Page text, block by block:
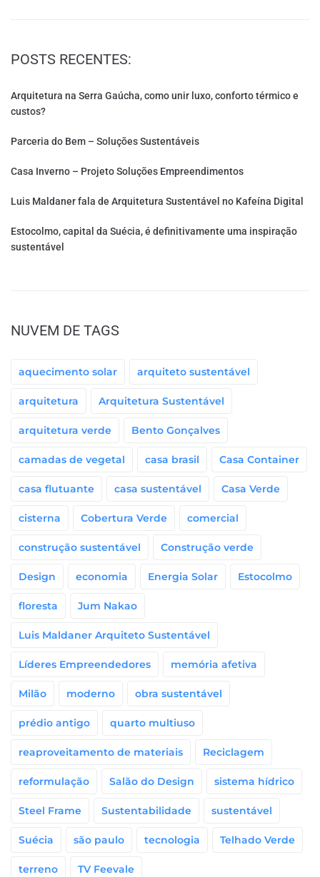
POSTS RECENTES:
Arquitetura na Serra Gaúcha, como unir luxo, conforto térmico e
custos?
Parceria do Bem – Soluções Sustentáveis
Casa Inverno – Projeto Soluções Empreendimentos
Luis Maldaner fala de Arquitetura Sustentável no Kafeína Digital
Estocolmo, capital da Suécia, é definitivamente uma inspiração
sustentável
NUVEM DE TAGS
aquecimento solar arquiteto sustentável
arquitetura Arquitetura Sustentável
arquitetura verde Bento Gonçalves
camadas de vegetal casa brasil Casa Container
casa flutuante casa sustentável Casa Verde
cisterna Cobertura Verde comercial
construção sustentável Construção verde
Design economia Energia Solar Estocolmo
floresta Jum Nakao
Luis Maldaner Arquiteto Sustentável
Líderes Empreendedores memória afetiva
Milão moderno obra sustentável
prédio antigo quarto multiuso
reaproveitamento de materiais Reciclagem
reformulação Salão do Design sistema hídrico
Steel Frame Sustentabilidade sustentável
Suécia são paulo tecnologia Telhado Verde
terreno TV Feevale